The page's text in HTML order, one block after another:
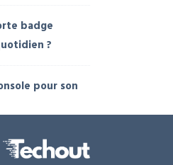
badge
?
pour son